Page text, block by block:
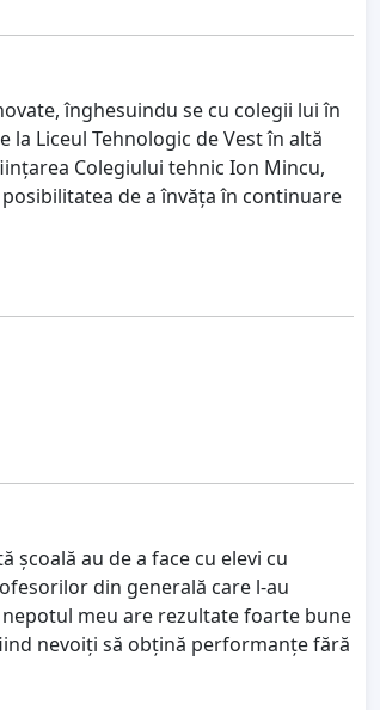
înghesuindu se cu colegii lui în
Liceul Tehnologic de Vest în altă
Colegiului tehnic Ion Mincu,
de a învăța în continuare
școală au de a face cu elevi cu
din generală care l-au
meu are rezultate foarte bune
nevoiți să obțină performanțe fără